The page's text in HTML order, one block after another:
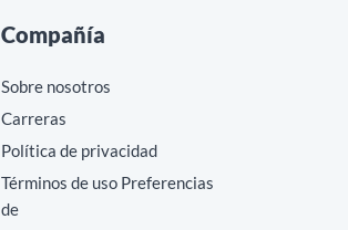
Compañía
Sobre nosotros
Carreras
Política de privacidad
Términos de uso Preferencias
de